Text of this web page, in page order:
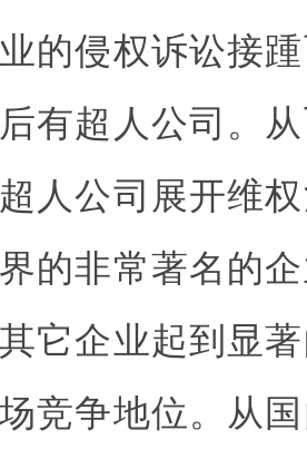
的侵权诉讼接
有超人公司。
人公司展开维
的非常著名的
它企业起到显
竞争地位。从